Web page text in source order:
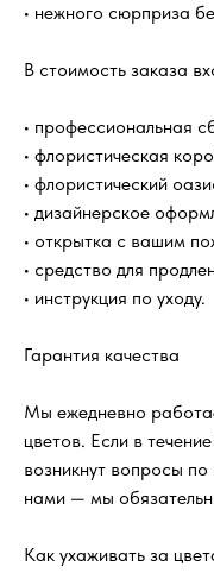
• нежного сюрприза
В стоимость заказа
• профессиональная
• флористическая
• флористический
• дизайнерское
• открытка с вашим
• средство для
• инструкция по уходу.
Гарантия качества
Мы ежедневно
цветов. Если в
возникнут вопросы по
нами — мы
Как ухаживать за
FAQ
Как быстро вы
Будет ли букет
фотографии?